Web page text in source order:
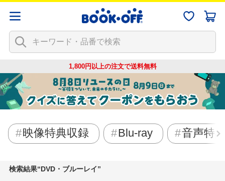
1,800円以上の注文で送料無料
映像特典収録 Blu-ray 音声特
検索結果 DVD・ブルーレイ